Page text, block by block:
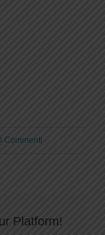
Commenti
Platform!